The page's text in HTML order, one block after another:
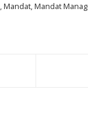
,Mandat,Mandat